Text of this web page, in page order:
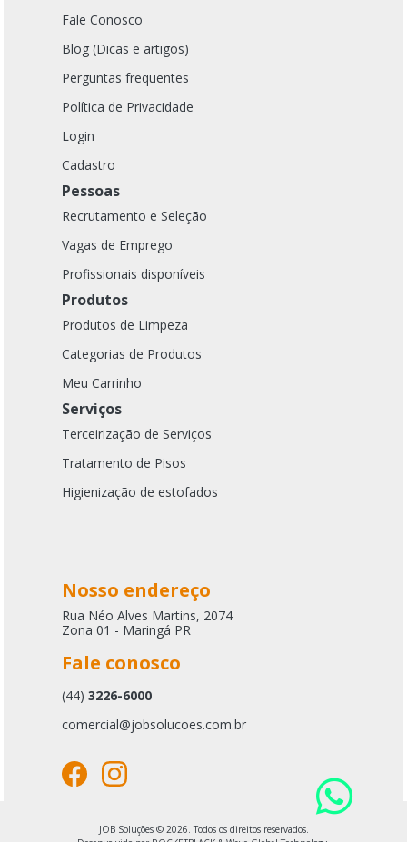
Fale Conosco
Blog (Dicas e artigos)
Perguntas frequentes
Política de Privacidade
Login
Cadastro
Pessoas
Recrutamento e Seleção
Vagas de Emprego
Profissionais disponíveis
Produtos
Produtos de Limpeza
Categorias de Produtos
Meu Carrinho
Serviços
Terceirização de Serviços
Tratamento de Pisos
Higienização de estofados
Nosso endereço
Rua Néo Alves Martins, 2074
Zona 01 - Maringá PR
Fale conosco
(44) 3226-6000
comercial@jobsolucoes.com.br
JOB Soluções © 2026. Todos os direitos reservados.